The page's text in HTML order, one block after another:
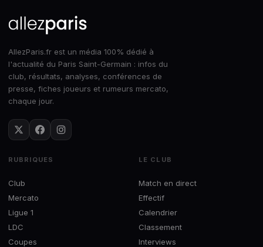
AllezParis.fr est un média 100% dédié à
l'actualité du Paris Saint-Germain : infos du
club, résultats, analyses, conférences de
presse, fiches joueurs et rumeurs mercato,
chaque jour.
RUBRIQUES
Club
Mercato
Ligue 1
LDC
Coupes
LE CLUB
Match en direct
Effectif
Calendrier
Classement
Interviews